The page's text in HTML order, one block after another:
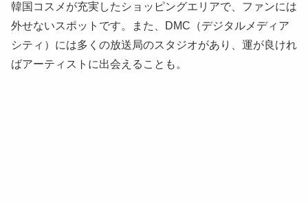
韓国コスメが充実したショッピングエリアで、ファンには
外せないスポットです。また、DMC（デジタルメディア
シティ）には多くの放送局のスタジオがあり、運が良けれ
ばアーティストに出会えることも。